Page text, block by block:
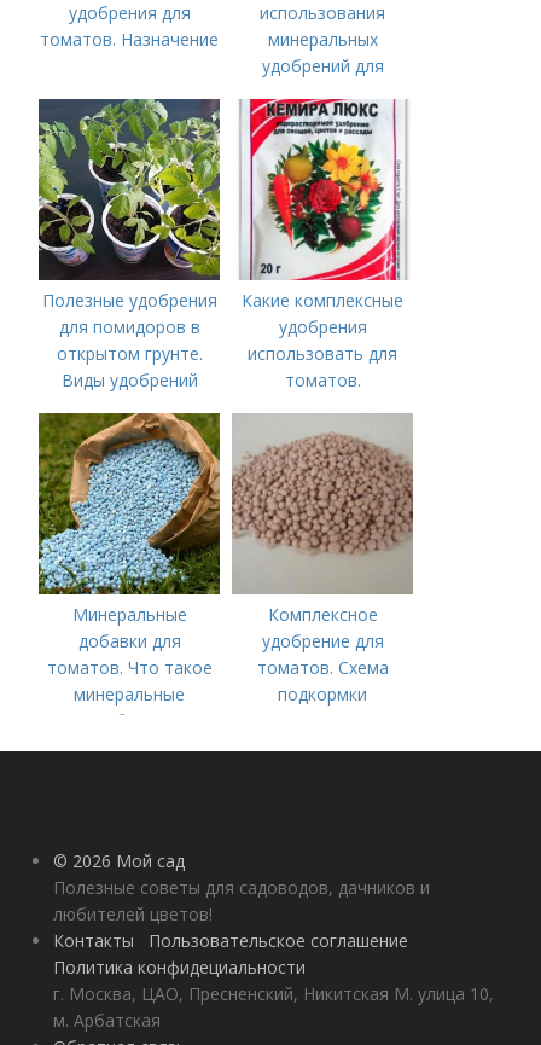
удобрения для
томатов. Назначение
использования
минеральных
удобрений для
Минеральное
питание
Полезные удобрения
для помидоров в
открытом грунте.
Виды удобрений
Какие комплексные
удобрения
использовать для
томатов.
комплексные
удобрения для
помидор
Минеральные
добавки для
томатов. Что такое
минеральные
удобрения
Комплексное
удобрение для
томатов. Схема
подкормки
рассады до сбора
© 2026 Мой сад
Полезные советы для садоводов, дачников и
любителей цветов!
Контакты
Пользовательское соглашение
Политика конфидециальности
г. Москва, ЦАО, Пресненский, Никитская М. улица 10,
м. Арбатская